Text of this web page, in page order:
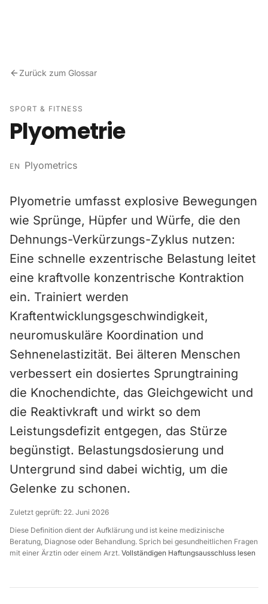
Zurück zum Glossar
SPORT & FITNESS
Plyometrie
EN Plyometrics
Plyometrie umfasst explosive Bewegungen
wie Sprünge, Hüpfer und Würfe, die den
Dehnungs-Verkürzungs-Zyklus nutzen:
Eine schnelle exzentrische Belastung leitet
eine kraftvolle konzentrische Kontraktion
ein. Trainiert werden
Kraftentwicklungsgeschwindigkeit,
neuromuskuläre Koordination und
Sehnenelastizität. Bei älteren Menschen
verbessert ein dosiertes Sprungtraining
die Knochendichte, das Gleichgewicht und
die Reaktivkraft und wirkt so dem
Leistungsdefizit entgegen, das Stürze
begünstigt. Belastungsdosierung und
Untergrund sind dabei wichtig, um die
Gelenke zu schonen.
Zuletzt geprüft: 22. Juni 2026
Diese Definition dient der Aufklärung und ist keine medizinische
Beratung, Diagnose oder Behandlung. Sprich bei gesundheitlichen Fragen
mit einer Ärztin oder einem Arzt. Vollständigen Haftungsausschluss lesen